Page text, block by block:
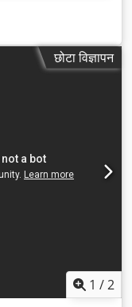
छोटा विज्ञापन
1 /2